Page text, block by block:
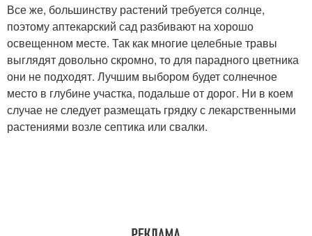
Все же, большинству растений требуется солнце,
поэтому аптекарский сад разбивают на хорошо
освещенном месте. Так как многие целебные травы
выглядят довольно скромно, то для парадного цветника
они не подходят. Лучшим выбором будет солнечное
место в глубине участка, подальше от дорог. Ни в коем
случае не следует размещать грядку с лекарственными
растениями возле септика или свалки.